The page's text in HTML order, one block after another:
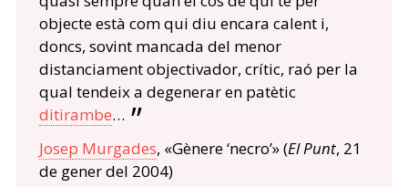
objecte està com qui diu encara calent i,
doncs, sovint mancada del menor
distanciament objectivador, crític, raó per la
qual tendeix a degenerar en patètic
ditirambe…
Josep Murgades, «Gènere ‘necro’» (El Punt, 21
de gener del 2004)